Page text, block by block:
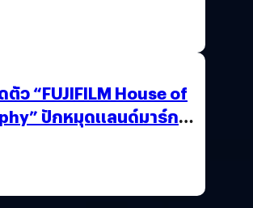
ว “FUJIFILM House of
ปักหมุดแลนด์มาร์ก